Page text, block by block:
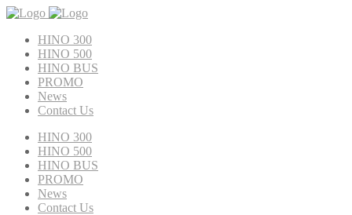
HINO 300
HINO 500
HINO BUS
PROMO
News
Contact Us
HINO 300
HINO 500
HINO BUS
PROMO
News
Contact Us